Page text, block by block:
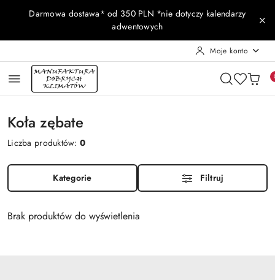
Przejdź do treści głównej
Przejdź do wyszukiwarki
Przejdź do moje konto
Przejdź do menu głównego
Przejdź do stopki
Darmowa dostawa* od 350 PLN *nie dotyczy kalendarzy
adwentowych
Moje konto
Koła zębate
Liczba produktów:0
Kategorie Filtruj
Brak produktów do wyświetlenia